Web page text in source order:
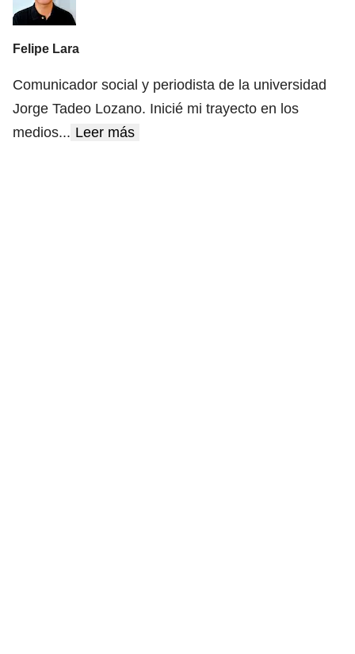
Felipe Lara
Comunicador social y periodista de la universidad
Jorge Tadeo Lozano. Inicié mi trayecto en los
medios... Leer más